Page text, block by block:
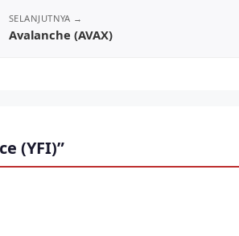
Avalanche (AVAX)
(YFI)”